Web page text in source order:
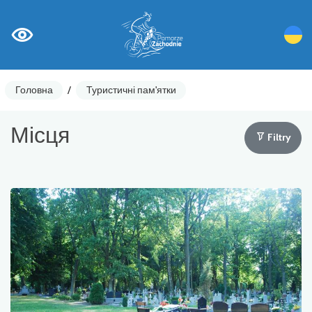
Головна / Туристичні пам'ятки
Місця Filtry
Лічильники циклів
Ostrzeżenia
Цікаві місця
Гастрономія